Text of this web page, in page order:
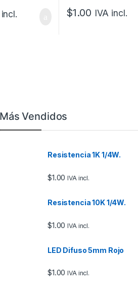
$1.00 IVA incl.
Más Vendidos
Resistencia 1K 1/4W.
$1.00 IVA incl.
Resistencia 10K 1/4W.
$1.00 IVA incl.
LED Difuso 5mm Rojo
$1.00 IVA incl.